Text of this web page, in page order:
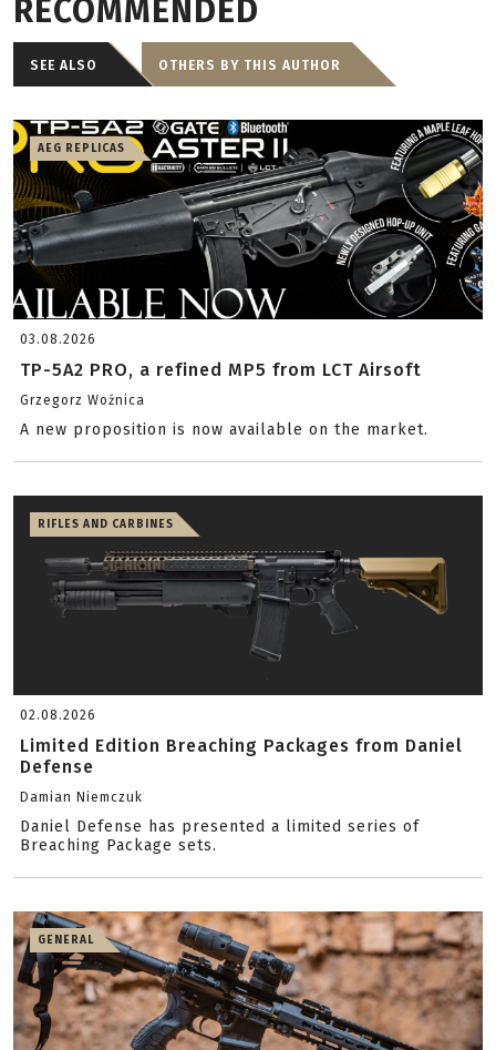
RECOMMENDED
SEE ALSO OTHERS BY THIS AUTHOR
AEG REPLICAS
03.08.2026
TP-5A2 PRO, a refined MP5 from LCT Airsoft
Grzegorz Woźnica
A new proposition is now available on the market.
RIFLES AND CARBINES
02.08.2026
Limited Edition Breaching Packages from Daniel
Defense
Damian Niemczuk
Daniel Defense has presented a limited series of
Breaching Package sets.
GENERAL